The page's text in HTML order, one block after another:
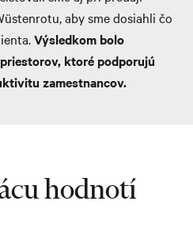
aby sme dosiahli čo
Výsledkom bolo
ktoré podporujú
zamestnancov.
hodnotí